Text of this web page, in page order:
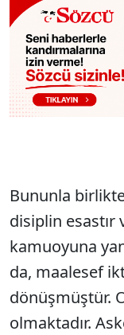
Bununla
disiplin esastır
kamuoyuna
da, maalesef
dönüşmüştür.
olmaktadır.